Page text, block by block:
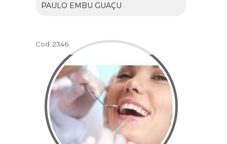
PAULO EMBU GUAÇU
Cod.:2346